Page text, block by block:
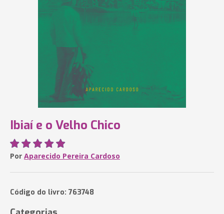
Ibiaí e o Velho Chico
Por Aparecido Pereira Cardoso
Código do livro: 763748